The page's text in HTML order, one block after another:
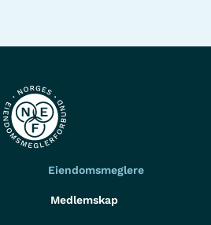
Eiendomsmeglere
Medlemskap